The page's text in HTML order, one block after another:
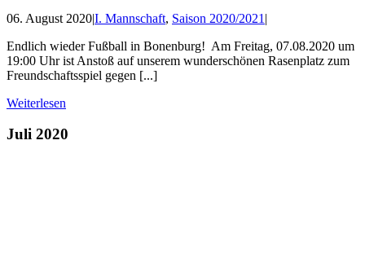
06. August 2020|I. Mannschaft, Saison 2020/2021 |
Endlich wieder Fußball in Bonenburg! Am Freitag, 07.08.2020 um
19:00 Uhr ist Anstoß auf unserem wunderschönen Rasenplatz zum
Freundschaftsspiel gegen [...]
Weiterlesen
Juli 2020